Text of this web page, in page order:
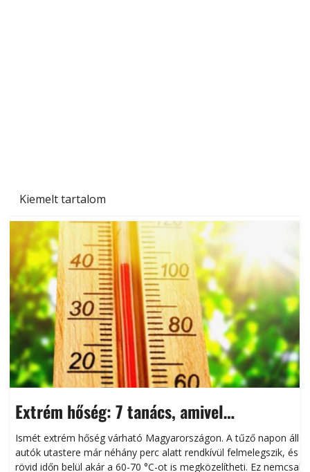
Kiemelt tartalom
Extrém hőség: 7 tanács, amivel
megóvhatjuk autónkat a nyári károktól
Ismét extrém hőség várható Magyarországon. A tűző napon álló
autók utastere már néhány perc alatt rendkívül felmelegszik, és
rövid időn belül akár a 60-70 °C-ot is megközelítheti. Ez nemcsak